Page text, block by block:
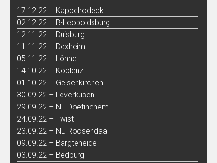
17.12.22 – Kappelrodeck
02.12.22 – B-Leopoldsburg
12.11.22 – Duisburg
11.11.22 – Dexheim
05.11.22 – Löhne
14.10.22 – Koblenz
01.10.22 – Gelsenkirchen
30.09.22 – Leverkusen
29.09.22 – NL-Doetinchem
24.09.22 – Twist
23.09.22 – NL-Roosendaal
09.09.22 – Bargteheide
03.09.22 – Bedburg